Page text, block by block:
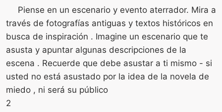
Piense en un escenario y evento aterrador. Mira a
través de fotografías antiguas y textos históricos en
busca de inspiración . Imagine un escenario que te
asusta y apuntar algunas descripciones de la
escena . Recuerde que debe asustar a ti mismo - si
usted no está asustado por la idea de la novela de
miedo , ni será su público
2